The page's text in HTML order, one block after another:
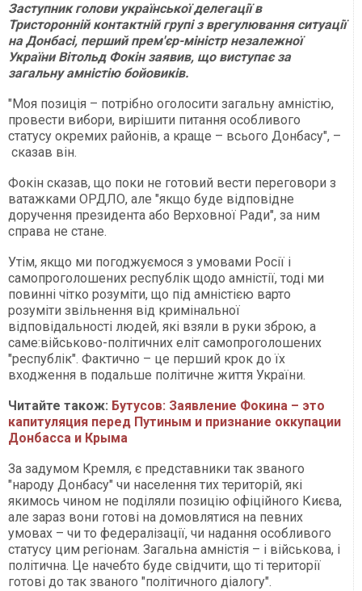
Заступник голови української делегації в
Тристоронній контактній групі з врегулювання ситуації
на Донбасі, перший прем'єр-міністр незалежної
України Вітольд Фокін заявив, що виступає за
загальну амністію бойовиків.
"Моя позиція – потрібно оголосити загальну амністію,
провести вибори, вирішити питання особливого
статусу окремих районів, а краще – всього Донбасу", –
сказав він.
Фокін сказав, що поки не готовий вести переговори з
ватажками ОРДЛО, але "якщо буде відповідне
доручення президента або Верховної Ради", за ним
справа не стане.
Утім, якщо ми погоджуємося з умовами Росії і
самопроголошених республік щодо амністії, тоді ми
повинні чітко розуміти, що під амністією варто
розуміти звільнення від кримінальної
відповідальності людей, які взяли в руки зброю, а
саме:військово-політичних еліт самопроголошених
"республік". Фактично – це перший крок до їх
входження в подальше політичне життя України.
Читайте також: Бутусов: Заявление Фокина – это
капитуляция перед Путиным и признание оккупации
Донбасса и Крыма
За задумом Кремля, є представники так званого
"народу Донбасу" чи населення тих територій, які
якимось чином не поділяли позицію офіційного Києва,
але зараз вони готові на домовлятися на певних
умовах – чи то федералізації, чи надання особливого
статусу цим регіонам. Загальна амністія – і військова, і
політична. Це начебто буде свідчити, що ті території
готові до так званого "політичного діалогу".